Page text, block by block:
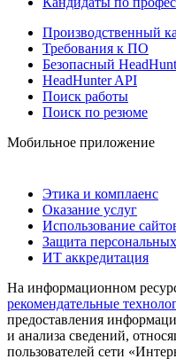
Производственный
Требования к ПО
Безопасный
HeadHunter API
Поиск работы
Поиск по резюме
Мобильное приложение
Этика и комплаенс
Оказание услуг
Использование
Защита
ИТ аккредитация
На информационном
рекомендательные
предоставления
и анализа сведений,
пользователей сети